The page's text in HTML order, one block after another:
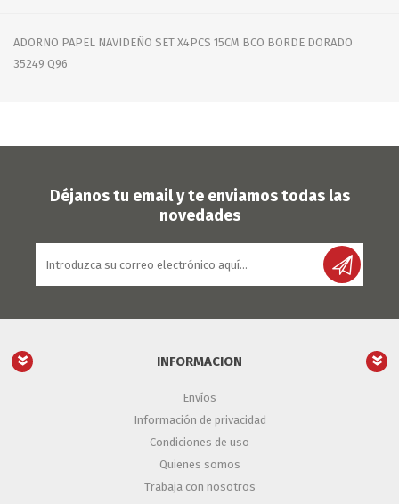
ADORNO PAPEL NAVIDEÑO SET X4PCS 15CM BCO BORDE DORADO
35249 Q96
Déjanos tu email y te enviamos todas las
novedades
INFORMACION
Envíos
Información de privacidad
Condiciones de uso
Quienes somos
Trabaja con nosotros